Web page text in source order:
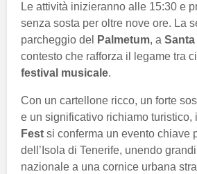
Le attività inizieranno alle 15:30 e
senza sosta per oltre nove ore. La
parcheggio del
Palmetum, a Santa
contesto che rafforza il legame tra
festival musicale.
Con un cartellone ricco, un forte
e un significativo richiamo turistico, il
Fest si conferma un evento chiave
dell’Isola di Tenerife, unendo
nazionale a una cornice urbana